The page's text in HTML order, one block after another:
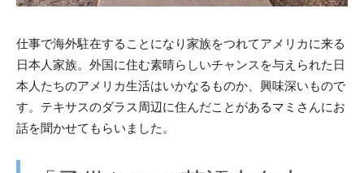
仕事で海外駐在することになり家族をつれてアメリカに来る
日本人家族。外国に住む素晴らしいチャンスを与えられた日
本人たちのアメリカ生活はいかなるものか、興味深いもので
す。テキサスのダラス周辺に住んだことがあるマミさんにお
話を聞かせてもらいました。